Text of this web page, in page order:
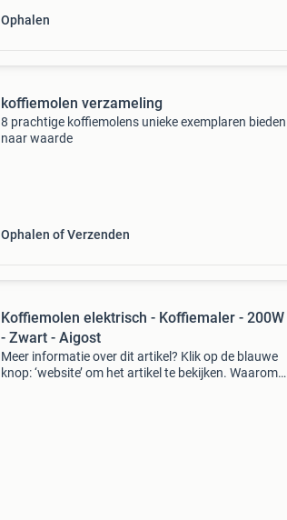
Ophalen
koffiemolen verzameling
8 prachtige koffiemolens unieke exemplaren bieden
naar waarde
Ophalen of Verzenden
Koffiemolen elektrisch - Koffiemaler - 200W
- Zwart - Aigost
Meer informatie over dit artikel? Klik op de blauwe
knop: ‘website’ om het artikel te bekijken. Waarom